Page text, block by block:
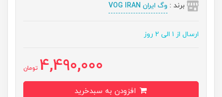
برند : وگ ایران VOG IRAN
ارسال از ۱ الی ۲ روز
4,490,000 تومان